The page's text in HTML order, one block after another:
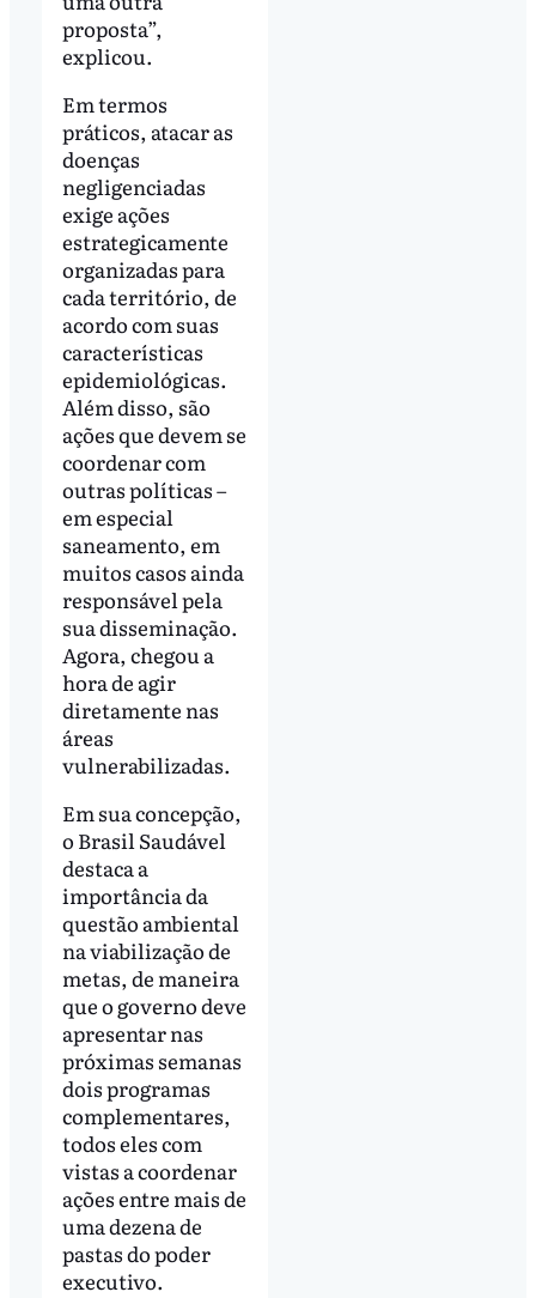
proposta”,
explicou.
Em termos
práticos, atacar as
doenças
negligenciadas
exige ações
estrategicamente
organizadas para
cada território, de
acordo com suas
características
epidemiológicas.
Além disso, são
ações que devem se
coordenar com
outras políticas –
em especial
saneamento, em
muitos casos ainda
responsável pela
sua disseminação.
Agora, chegou a
hora de agir
diretamente nas
áreas
vulnerabilizadas.
Em sua concepção,
o Brasil Saudável
destaca a
importância da
questão ambiental
na viabilização de
metas, de maneira
que o governo deve
apresentar nas
próximas semanas
dois programas
complementares,
todos eles com
vistas a coordenar
ações entre mais de
uma dezena de
pastas do poder
executivo.